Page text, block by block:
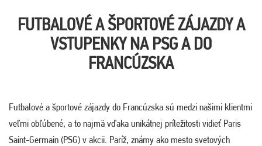
FUTBALOVÉ A ŠPORTOVÉ ZÁJAZDY A
VSTUPENKY NA PSG A DO
FRANCÚZSKA
Futbalové a športové zájazdy do Francúzska sú medzi našimi klientmi
veľmi obľúbené, a to najmä vďaka unikátnej príležitosti vidieť Paris
Saint-Germain (PSG) v akcii. Paríž, známy ako mesto svetových